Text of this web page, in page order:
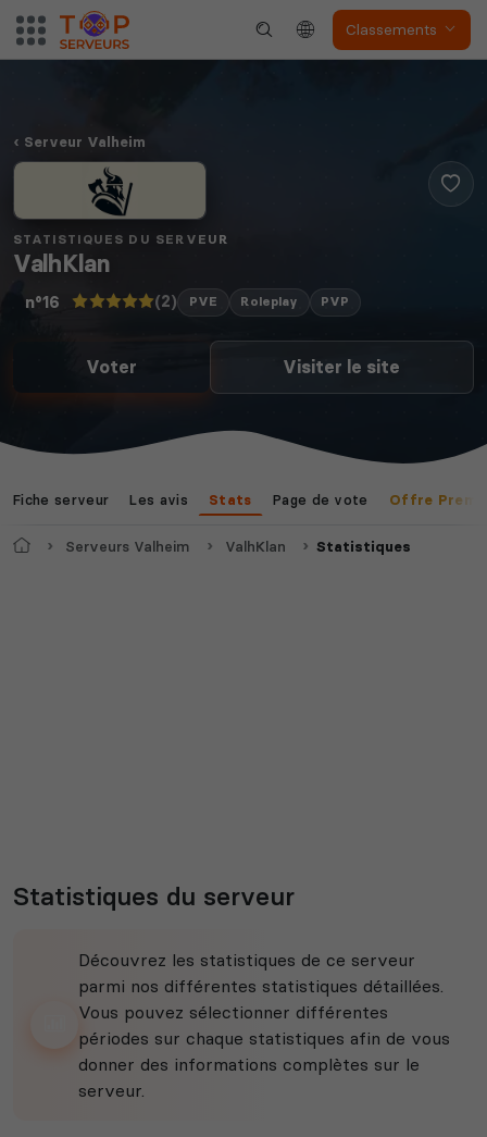
Classements
Serveur Valheim
STATISTIQUES DU SERVEUR
ValhKlan
n°16 (2) PVE Roleplay PVP
Voter Visiter le site
Fiche serveur Les avis Stats Page de vote Offre
AccueilServeurs Valheim ValhKlan Statistiques
Statistiques du serveur
Découvrez les statistiques de ce serveur
parmi nos différentes statistiques détaillées.
Vous pouvez sélectionner différentes
périodes sur chaque statistiques afin de vous
donner des informations complètes sur le
serveur.